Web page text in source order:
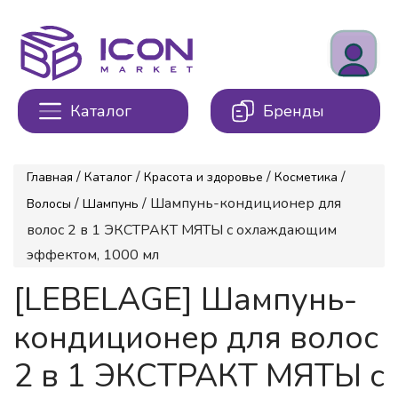
Каталог Бренды
Главная / Каталог / Красота и здоровье / Косметика /
Волосы / Шампунь / Шампунь-кондиционер для
волос 2 в 1 ЭКСТРАКТ МЯТЫ с охлаждающим
эффектом, 1000 мл
[LEBELAGE] Шампунь-
кондиционер для волос
2 в 1 ЭКСТРАКТ МЯТЫ с